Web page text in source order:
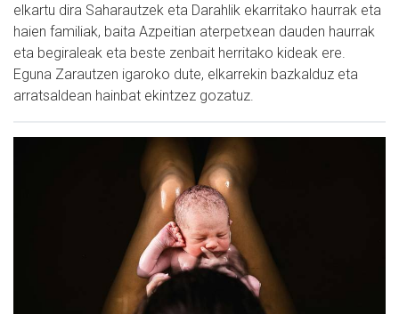
elkartu dira Saharautzek eta Darahlik ekarritako haurrak eta
haien familiak, baita Azpeitian aterpetxean dauden haurrak
eta begiraleak eta beste zenbait herritako kideak ere.
Eguna Zarautzen igaroko dute, elkarrekin bazkalduz eta
arratsaldean hainbat ekintzez gozatuz.